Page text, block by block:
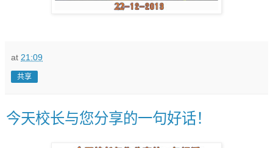
at 21:09
共享
今天校长与您分享的一句好话！